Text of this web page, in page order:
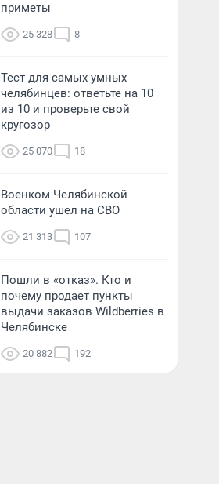
приметы
25 328 8
Тест для самых умных
челябинцев: ответьте на 10
из 10 и проверьте свой
кругозор
25 070 18
Военком Челябинской
области ушел на СВО
21 313 107
Пошли в «отказ». Кто и
почему продает пункты
выдачи заказов Wildberries в
Челябинске
20 882 192